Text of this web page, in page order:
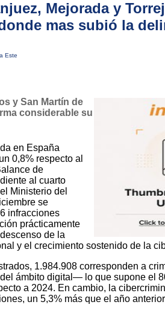
Mejorada y
mas subió la
Este
y San Martín de
considerable su
en España
0,8% respecto al
de
al cuarto
Ministerio del
se
infracciones
prácticamente
de la
y el crecimiento sostenido de la
1.984.908 corresponden a
ámbito digital— lo que supone el
a 2024. En cambio, la
un 5,3% más que el año